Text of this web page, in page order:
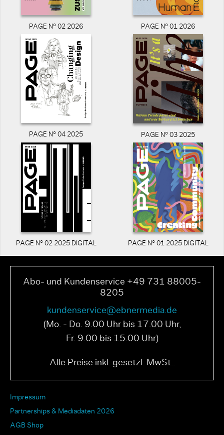
PAGE N° 02 2026 PAGE N° 01 2026
PAGE N° 04 2025 PAGE N° 03 2025
PAGE N° 02 2025 DIGITAL PAGE N° 01 2025 DIGITAL
Abo- und Kundenservice +49 731 88005-
8205
kundenservice@ebnermedia.de
(Mo. - Do. 9.00 Uhr bis 17.00 Uhr,
Fr. 9.00 bis 15.00 Uhr)
Alle Preise inkl. gesetzl. MwSt..
Impressum
Partnerships & Mediadaten 2026
AGB Shop